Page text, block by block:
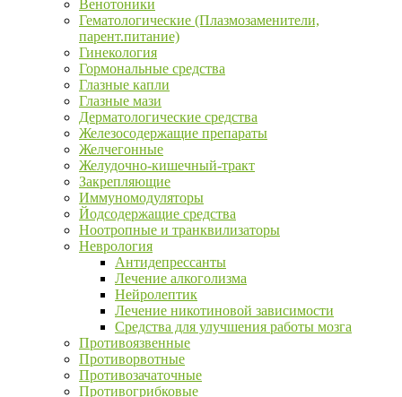
Венотоники
Гематологические (Плазмозаменители,
парент.питание)
Гинекология
Гормональные средства
Глазные капли
Глазные мази
Дерматологические средства
Железосодержащие препараты
Желчегонные
Желудочно-кишечный-тракт
Закрепляющие
Иммуномодуляторы
Йодсодержащие средства
Ноотропные и транквилизаторы
Неврология
Антидепрессанты
Лечение алкоголизма
Нейролептик
Лечение никотиновой зависимости
Средства для улучшения работы мозга
Противоязвенные
Противорвотные
Противозачаточные
Противогрибковые